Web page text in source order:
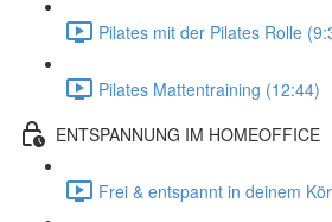
Pilates mit der Pilates Rolle
Pilates Mattentraining (12:44)
ENTSPANNUNG IM HOMEOFFICE
Frei & entspannt in deinem